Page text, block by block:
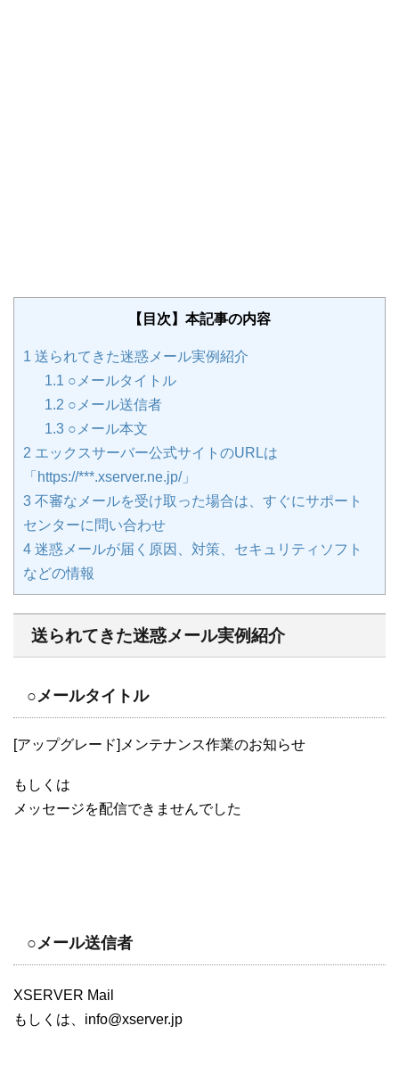
【目次】本記事の内容
1 送られてきた迷惑メール実例紹介
1.1 ○メールタイトル
1.2 ○メール送信者
1.3 ○メール本文
2 エックスサーバー公式サイトのURLは
「https://***.xserver.ne.jp/」
3 不審なメールを受け取った場合は、すぐにサポート
センターに問い合わせ
4 迷惑メールが届く原因、対策、セキュリティソフト
などの情報
送られてきた迷惑メール実例紹介
○メールタイトル
[アップグレード]メンテナンス作業のお知らせ
もしくは
メッセージを配信できませんでした
○メール送信者
XSERVER Mail
もしくは、info@xserver.jp